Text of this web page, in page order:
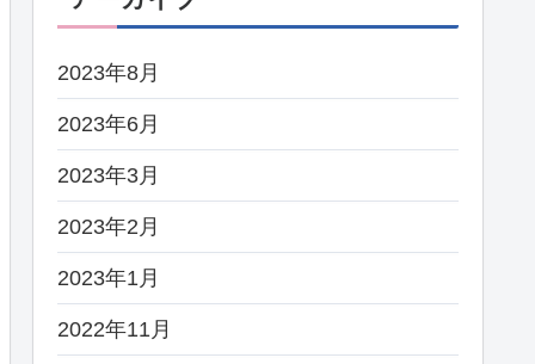
2023年8月
2023年6月
2023年3月
2023年2月
2023年1月
2022年11月